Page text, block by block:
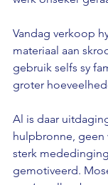
Vandag verkoop
materiaal aan
gebruik selfs sy
groter
Al is daar
hulpbronne, geen
sterk
gemotiveerd.